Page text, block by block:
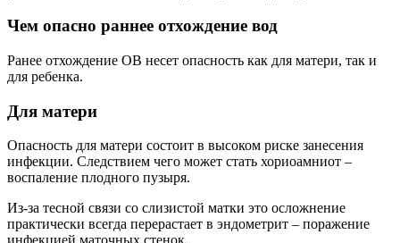
Чем опасно раннее отхождение вод
Ранее отхождение ОВ несет опасность как для матери, так и
для ребенка.
Для матери
Опасность для матери состоит в высоком риске занесения
инфекции. Следствием чего может стать хориоамниот –
воспаление плодного пузыря.
Из-за тесной связи со слизистой матки это осложнение
практически всегда перерастает в эндометрит – поражение